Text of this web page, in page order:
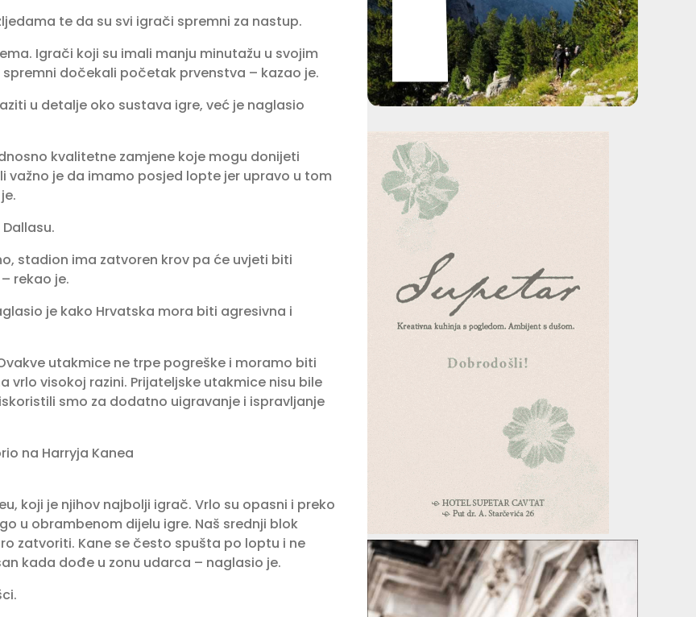
te da su svi igrači spremni za nastup.
Igrači koji su imali manju minutažu u svojim
dočekali početak prvenstva – kazao je.
u detalje oko sustava igre, već je naglasio
kvalitetne zamjene koje mogu donijeti
važno je da imamo posjed lopte jer upravo u tom
stadion ima zatvoren krov pa će uvjeti biti
rekao je.
je kako Hrvatska mora biti agresivna i
utakmice ne trpe pogreške i moramo biti
vrlo visokoj razini. Prijateljske utakmice nisu bile
smo za dodatno uigravanje i ispravljanje
na Harryja Kanea
koji je njihov najbolji igrač. Vrlo su opasni i preko
u obrambenom dijelu igre. Naš srednji blok
zatvoriti. Kane se često spušta po loptu i ne
kada dođe u zonu udarca – naglasio je.